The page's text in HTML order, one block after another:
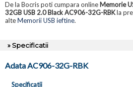
De la Bocris poti cumpara online Memorie
32GB USB 2.0 Black AC906-32G-RBKla
alteMemorii USB ieftine.
» Specificatii
Adata AC906-32G-RBK
Specificatii